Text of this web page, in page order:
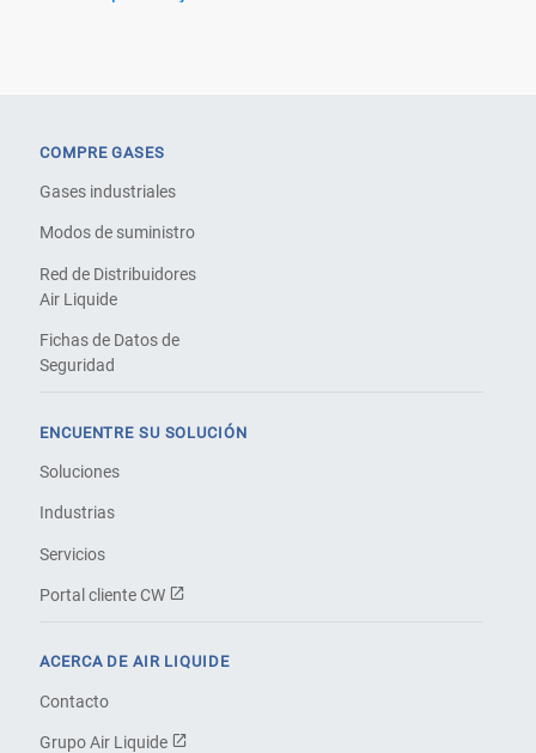
COMPRE GASES
Gases industriales
Modos de suministro
Red de Distribuidores
Air Liquide
Fichas de Datos de
Seguridad
ENCUENTRE SU SOLUCIÓN
Soluciones
Industrias
Servicios
Portal cliente CW
ACERCA DE AIR LIQUIDE
Contacto
Grupo Air Liquide